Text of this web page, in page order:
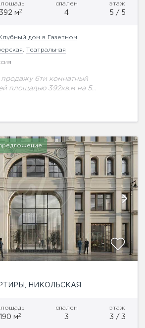
м2
спален
4
этаж
5 / 5
дом в Газетном
Театральная
продажу 6ти комнатный
площадью 392кв.м на 5
выходы сразу в два
НИКОЛЬСКАЯ
190 м2
спален
3
этаж
3 / 3